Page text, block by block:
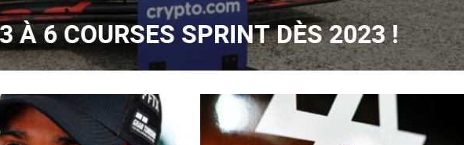
À 6 COURSES SPRINT DÈS 2023 !